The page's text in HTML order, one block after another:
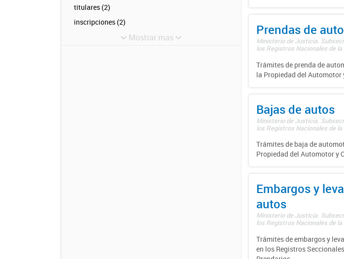
titulares (2)
inscripciones (2)
Mostrar mas
Prendas de
Ministerio de Justicia.
los Registros Nacionales de
Trámites de prenda de
la Propiedad del Automotor
Bajas de autos
Ministerio de Justicia.
los Registros Nacionales de la
Trámites de baja de
Propiedad del Automotor y
Embargos y
autos
Ministerio de Justicia.
los Registros Nacionales de
Trámites de embargos y
en los Registros